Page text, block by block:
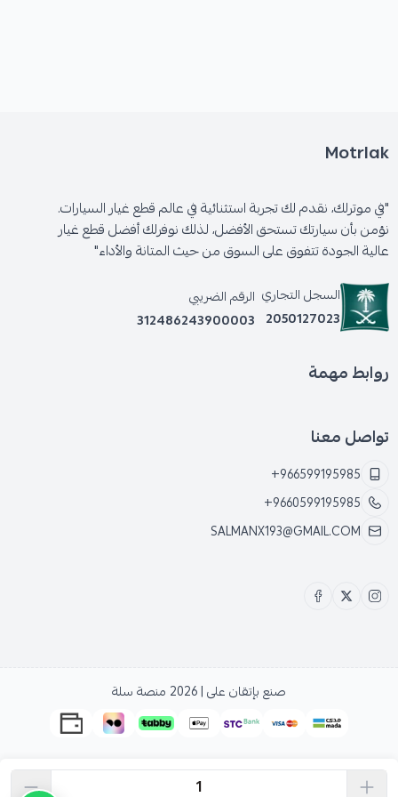
Motrlak
"في موترلك، نقدم لك تجربة استثنائية في عالم قطع غيار السيارات.
نؤمن بأن سيارتك تستحق الأفضل، لذلك نوفرلك أفضل قطع غيار
عالية الجودة تتفوق على السوق من حيث المتانة والأداء"
السجل التجاري
2050127023
الرقم الضريبي
312486243900003
روابط مهمة
تواصل معنا
+966599195985
+9660599195985
SALMANX193@GMAIL.COM
صنع بإتقان على | 2026 منصة سلة